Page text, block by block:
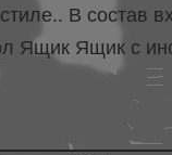
В состав
Ящик Ящик с